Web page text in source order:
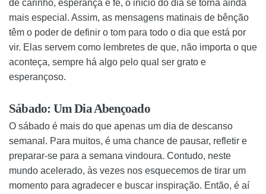
de carinho, esperança e fé, o início do dia se torna ainda
mais especial. Assim, as mensagens matinais de bênção
têm o poder de definir o tom para todo o dia que está por
vir. Elas servem como lembretes de que, não importa o que
aconteça, sempre há algo pelo qual ser grato e
esperançoso.
Sábado: Um Dia Abençoado
O sábado é mais do que apenas um dia de descanso
semanal. Para muitos, é uma chance de pausar, refletir e
preparar-se para a semana vindoura. Contudo, neste
mundo acelerado, às vezes nos esquecemos de tirar um
momento para agradecer e buscar inspiração. Então, é aí